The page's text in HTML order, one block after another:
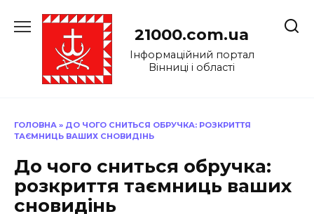
до
21000.com.ua
Інформаційний портал
Вінниці і області
ГОЛОВНА » ДО ЧОГО СНИТЬСЯ ОБРУЧКА: РОЗКРИТТЯ
ТАЄМНИЦЬ ВАШИХ СНОВИДІНЬ
До чого сниться обручка:
розкриття таємниць ваших
сновидінь